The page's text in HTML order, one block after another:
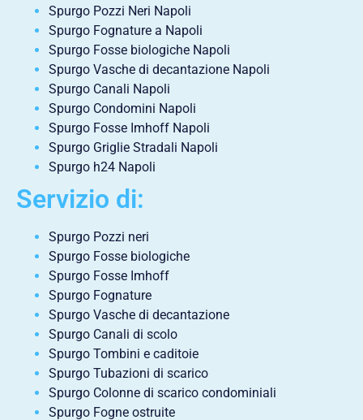
Spurgo Pozzi Neri Napoli
Spurgo Fognature a Napoli
Spurgo Fosse biologiche Napoli
Spurgo Vasche di decantazione Napoli
Spurgo Canali Napoli
Spurgo Condomini Napoli
Spurgo Fosse Imhoff Napoli
Spurgo Griglie Stradali Napoli
Spurgo h24 Napoli
Servizio di:
Spurgo Pozzi neri
Spurgo Fosse biologiche
Spurgo Fosse Imhoff
Spurgo Fognature
Spurgo Vasche di decantazione
Spurgo Canali di scolo
Spurgo Tombini e caditoie
Spurgo Tubazioni di scarico
Spurgo Colonne di scarico condominiali
Spurgo Fogne ostruite